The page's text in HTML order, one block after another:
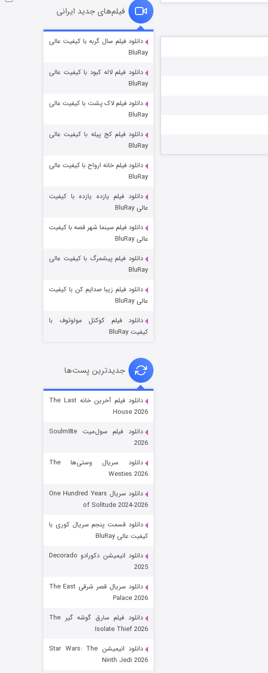
شکست استوارت در نجات جهان
قسمت
شوگر فصل ۲
خاندان اژدها فصل ۳
قسمت
باب اسفنجی فصل ۱۷
قسمت
فیلم‌های جدید ایرانی
دانلود فیلم سال گربه با کیفیت عالی
BluRay
دانلود فیلم لاله کبود با کیفیت عالی
BluRay
دانلود فیلم لاک پشت با کیفیت عالی
BluRay
دانلود فیلم کج‌ پیله با کیفیت عالی
BluRay
دانلود فیلم خانه ارواح با کیفیت عالی
BluRay
دانلود فیلم یازده یازده با کیفیت
عالی BluRay
دانلود فیلم سینما شهر قصه با کیفیت
عالی BluRay
دانلود فیلم پیشمرگ با کیفیت عالی
BluRay
دانلود فیلم زیبا صدایم کن با کیفیت
عالی BluRay
دانلود فیلم کوکتل مولوتوف با
کیفیت BluRay
جدیدترین پست‌ها
دانلود فیلم آخرین خانه The Last
House 2026
دانلود فیلم سول‌میت Soulm8te
2026
دانلود سریال وستی‌ها The
Westies 2026
دانلود سریال One Hundred Years
of Solitude 2024-2026
دانلود قسمت پنجم سریال کوری با
کیفیت عالی BluRay
دانلود انیمیشن دکورادو Decorado
2025
دانلود سریال قصر شرقی The East
Palace 2026
دانلود فیلم سارق گوشه گیر The
Isolate Thief 2026
دانلود انیمیشن Star Wars: The
Ninth Jedi 2026